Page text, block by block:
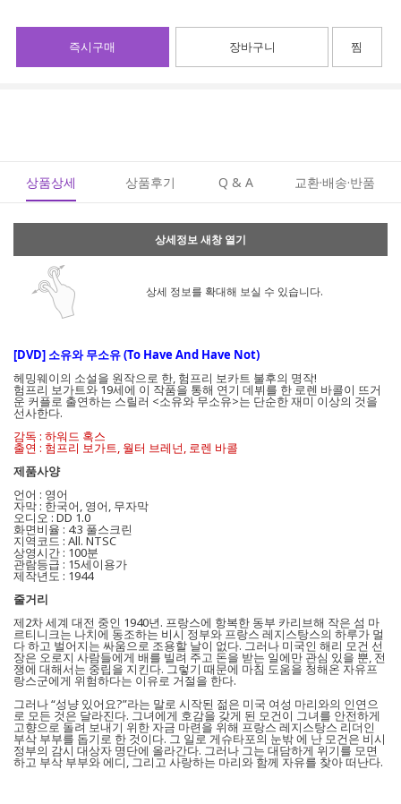
장바구니
즉시구매 찜
상품상세 상품후기 Q & A 교환·배송·반품
상세정보 새창 열기
상세 정보를 확대해 보실 수 있습니다.
[DVD] 소유와 무소유 (To Have And Have Not)
헤밍웨이의 소설을 원작으로 한, 험프리 보카트 불후의 명작!
험프리 보가트와 19세에 이 작품을 통해 연기 데뷔를 한 로렌 바콜이 뜨거
운 커플로 출연하는 스릴러 <소유와 무소유>는 단순한 재미 이상의 것을
선사한다.
감독 : 하워드 혹스
출연 : 험프리 보가트, 월터 브레넌, 로렌 바콜
제품사양
언어 : 영어
자막 : 한국어, 영어, 무자막
오디오 : DD 1.0
화면비율 : 4:3 풀스크린
지역코드 : All. NTSC
상영시간 : 100분
관람등급 : 15세이용가
제작년도 : 1944
줄거리
제2차 세계 대전 중인 1940년. 프랑스에 항복한 동부 카리브해 작은 섬 마
르티니크는 나치에 동조하는 비시 정부와 프랑스 레지스탕스의 하루가 멀
다 하고 벌어지는 싸움으로 조용할 날이 없다. 그러나 미국인 해리 모건 선
장은 오로지 사람들에게 배를 빌려 주고 돈을 받는 일에만 관심 있을 뿐, 전
쟁에 대해서는 중립을 지킨다. 그렇기 때문에 마침 도움을 청해온 자유프
랑스군에게 위험하다는 이유로 거절을 한다.
그러나 “성냥 있어요?”라는 말로 시작된 젊은 미국 여성 마리와의 인연으
로 모든 것은 달라진다. 그녀에게 호감을 갖게 된 모건이 그녀를 안전하게
고향으로 돌려 보내기 위한 자금 마련을 위해 프랑스 레지스탕스 리더인
부삭 부부를 돕기로 한 것이다. 그 일로 게슈타포의 눈밖 에 난 모건은 비시
정부의 감시 대상자 명단에 올라간다. 그러나 그는 대담하게 위기를 모면
하고 부삭 부부와 에디, 그리고 사랑하는 마리와 함께 자유를 찾아 떠난다.